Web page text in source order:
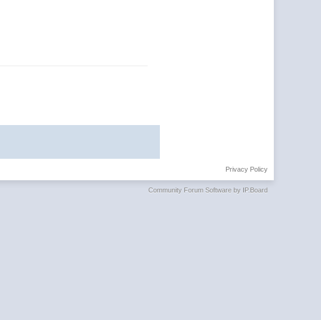
Privacy Policy
Community Forum Software by IP.Board